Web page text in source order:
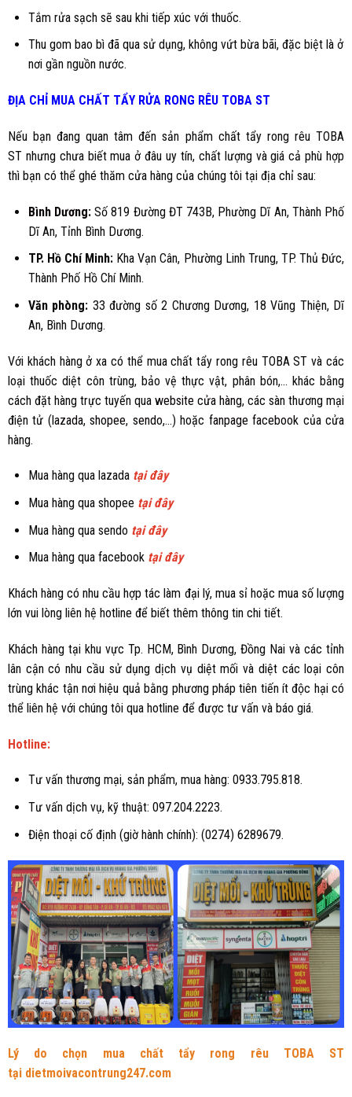
Tắm rửa sạch sẽ sau khi tiếp xúc với thuốc.
Thu gom bao bì đã qua sử dụng, không vứt bừa bãi, đặc biệt là ở
nơi gần nguồn nước.
ĐỊA CHỈ MUA CHẤT TẨY RỬA RONG RÊU TOBA ST
Nếu bạn đang quan tâm đến sản phẩm chất tẩy rong rêu TOBA
ST nhưng chưa biết mua ở đâu uy tín, chất lượng và giá cả phù hợp
thì bạn có thể ghé thăm cửa hàng của chúng tôi tại địa chỉ sau:
Bình Dương: Số 819 Đường ĐT 743B, Phường Dĩ An, Thành Phố
Dĩ An, Tỉnh Bình Dương.
TP. Hồ Chí Minh: Kha Vạn Cân, Phường Linh Trung, TP. Thủ Đức,
Thành Phố Hồ Chí Minh.
Văn phòng: 33 đường số 2 Chương Dương, 18 Vũng Thiện, Dĩ
An, Bình Dương.
Với khách hàng ở xa có thể mua chất tẩy rong rêu TOBA ST và các
loại thuốc diệt côn trùng, bảo vệ thực vật, phân bón,… khác bằng
cách đặt hàng trực tuyến qua website cửa hàng, các sàn thương mại
điện tử (lazada,shopee, sendo,...) hoặc fanpage facebook của cửa
hàng.
Mua hàng qua lazada tại đây
Mua hàng qua shopee tại đây
Mua hàng qua sendo tại đây
Mua hàng qua facebook tại đây
Khách hàng có nhu cầu hợp tác làm đại lý, mua sỉ hoặc mua số lượng
lớn vui lòng liên hệ hotline để biết thêm thông tin chi tiết.
Khách hàng tại khu vực Tp. HCM, Bình Dương, Đồng Nai và các tỉnh
lân cận có nhu cầu sử dụng dịch vụ diệt mối và diệt các loại côn
trùng khác tận nơi hiệu quả bằng phương pháp tiên tiến ít độc hại có
thể liên hệ với chúng tôi qua hotline để được tư vấn và báo giá.
Hotline:
Tư vấn thương mại, sản phẩm, mua hàng: 0933.795.818.
Tư vấn dịch vụ, kỹ thuật: 097.204.2223.
Điện thoại cố định (giờ hành chính): (0274) 6289679.
Lý do chọn mua chất tẩy rong rêu TOBA ST
tại dietmoivacontrung247.com